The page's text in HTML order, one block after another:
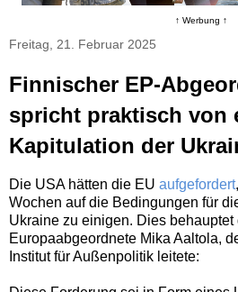
↑ Werbung ↑
Freitag, 21. Februar 2025
Finnischer EP-
spricht praktisch von
Kapitulation der
Die USA hätten die EU aufgefordert
Wochen auf die Bedingungen für
Ukraine zu einigen. Dies behauptet
Europaabgeordnete Mika Aaltola,
Institut für Außenpolitik leitete: